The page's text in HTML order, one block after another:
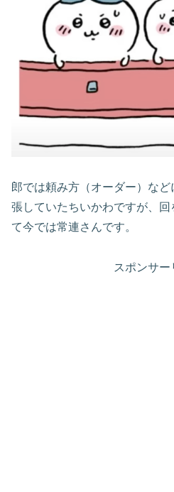
郎では頼み方（オーダー）な
張していたちいかわですが、
て今では常連さんです。
スポンサー